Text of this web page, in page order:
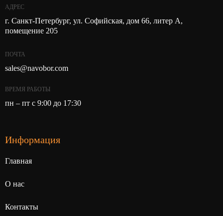
АДРЕС
г. Санкт-Петербург, ул. Софийская, дом 66, литер А,
помещение 205
ПОЧТА
sales@navobor.com
ВРЕМЯ РАБОТЫ
пн – пт с 9:00 до 17:30
Информация
Главная
О нас
Контакты